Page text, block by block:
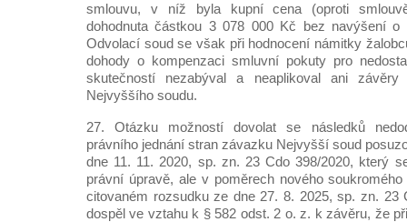
smlouvu, v níž byla kupní cena (oproti
dohodnuta částkou 3 078 000 Kč bez navýšení o
Odvolací soud se však při hodnocení námitky
dohody o kompenzaci smluvní pokuty pro
skutečností nezabýval a neaplikoval ani závěry
Nejvyššího soudu.
27. Otázku možností dovolat se následků
právního jednání stran závazku Nejvyšší soud
dne 11. 11. 2020, sp. zn. 23 Cdo 398/2020, který
právní úpravě, ale v poměrech nového
citovaném rozsudku ze dne 27. 8. 2025, sp. zn. 23
dospěl ve vztahu k § 582 odst. 2 o. z. k závěru, že